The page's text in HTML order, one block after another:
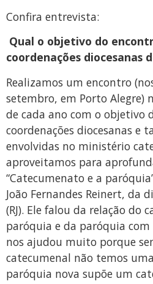
Confira entrevista:
Qual o objetivo do
coordenações diocesanas
Realizamos um encontro
setembro, em Porto Alegre)
de cada ano com o objetivo
coordenações diocesanas e
envolvidas no ministério
aproveitamos para
“Catecumenato e a
João Fernandes Reinert, da
(RJ). Ele falou da relação do
paróquia e da paróquia
nos ajudou muito porque
catecumenal não temos
paróquia nova supõe um